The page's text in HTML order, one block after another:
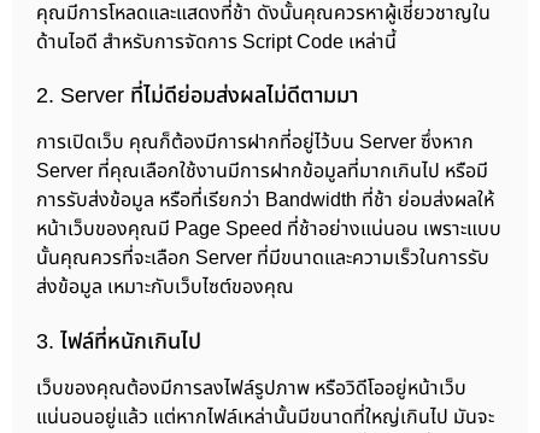
คุณมีการโหลดและแสดงที่ช้า ดังนั้นคุณควรหาผู้เชี่ยวชาญใน
ด้านไอดี สำหรับการจัดการ Script Code เหล่านี้
2. Server ที่ไม่ดีย่อมส่งผลไม่ดีตามมา
การเปิดเว็บ คุณก็ต้องมีการฝากที่อยู่ไว้บน Server ซึ่งหาก
Server ที่คุณเลือกใช้งานมีการฝากข้อมูลที่มากเกินไป หรือมี
การรับส่งข้อมูล หรือที่เรียกว่า Bandwidth ที่ช้า ย่อมส่งผลให้
หน้าเว็บของคุณมี Page Speed ที่ช้าอย่างแน่นอน เพราะแบบ
นั้นคุณควรที่จะเลือก Server ที่มีขนาดและความเร็วในการรับ
ส่งข้อมูล เหมาะกับเว็บไซต์ของคุณ
3. ไฟล์ที่หนักเกินไป
เว็บของคุณต้องมีการลงไฟล์รูปภาพ หรือวิดีโออยู่หน้าเว็บ
แน่นอนอยู่แล้ว แต่หากไฟล์เหล่านั้นมีขนาดที่ใหญ่เกินไป มันจะ